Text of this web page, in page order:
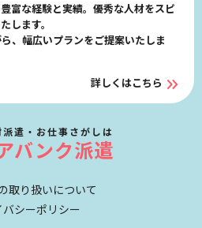
富な経験と実績。優秀な人材をスピ
します。
、幅広いプランをご提案いたしま
詳しくはこちら
遣・お仕事さがしは
バンク派遣
取り扱いについて
バシーポリシー